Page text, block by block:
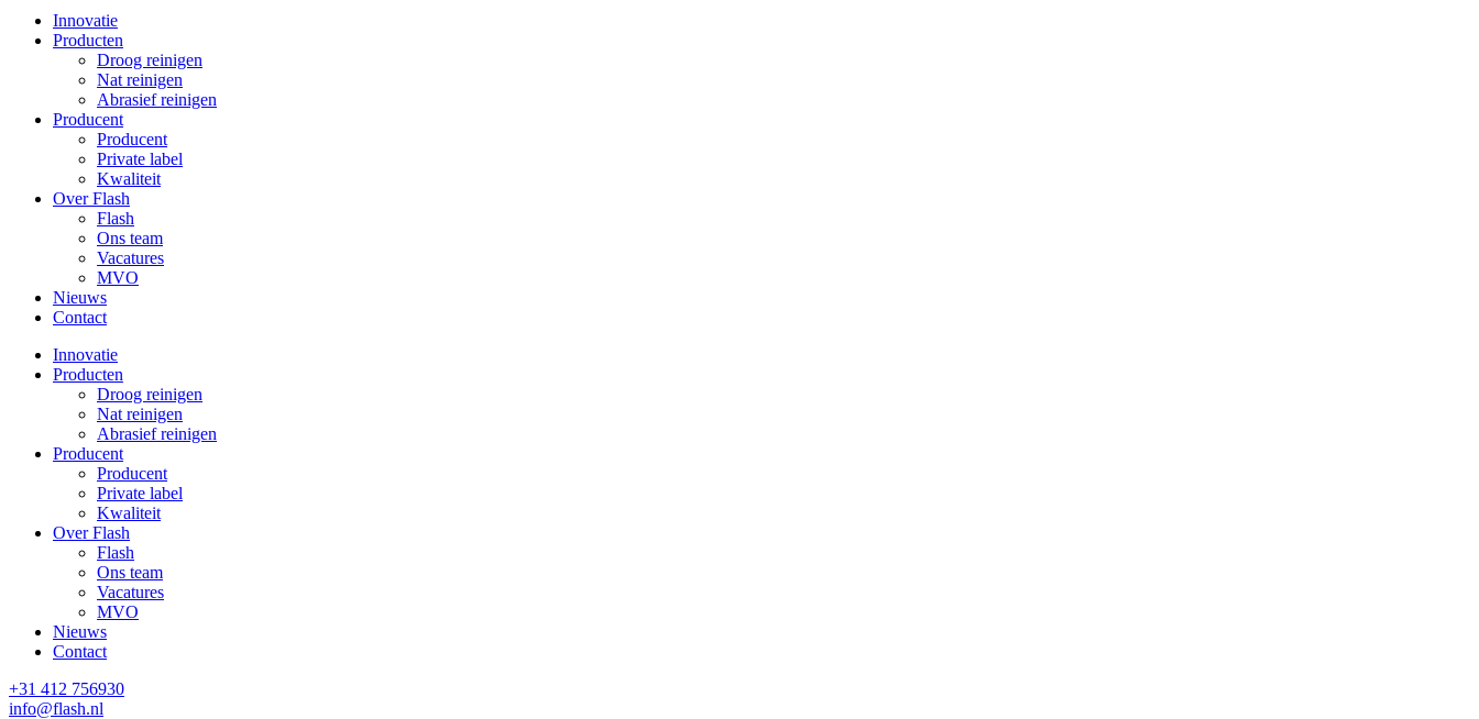
Innovatie
Producten
Droog reinigen
Nat reinigen
Abrasief reinigen
Producent
Producent
Private label
Kwaliteit
Over Flash
Flash
Ons team
Vacatures
MVO
Nieuws
Contact
Innovatie
Producten
Droog reinigen
Nat reinigen
Abrasief reinigen
Producent
Producent
Private label
Kwaliteit
Over Flash
Flash
Ons team
Vacatures
MVO
Nieuws
Contact
+31 412 756930
info@flash.nl